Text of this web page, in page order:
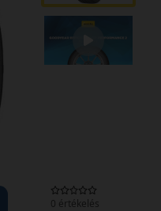
0 értékelés